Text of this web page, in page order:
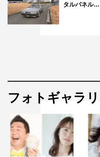
タルパネル…
フォトギャラ